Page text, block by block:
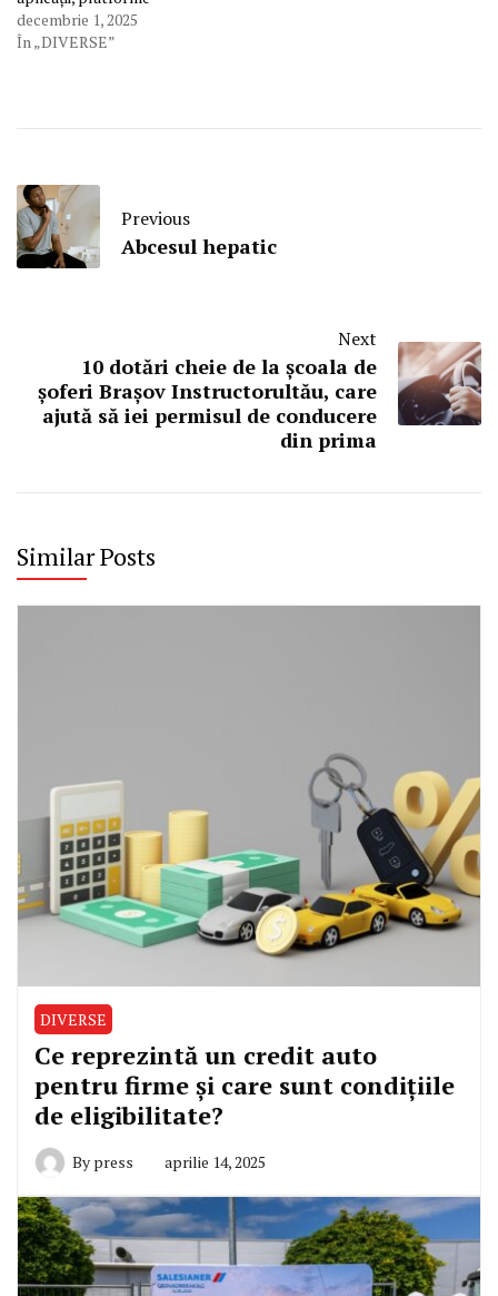
decembrie 1, 2025
În „DIVERSE”
Previous
Abcesul hepatic
Next
10 dotări cheie de la școala de
șoferi Brașov Instructorultău, care
ajută să iei permisul de conducere
din prima
Similar Posts
DIVERSE
Ce reprezintă un credit auto
pentru firme și care sunt condițiile
de eligibilitate?
By press aprilie 14, 2025